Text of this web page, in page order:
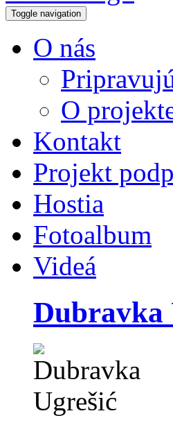
Toggle navigation
O nás
O
Kontakt
Projekt
Hostia
Fotoalbum
Videá
Dubravka